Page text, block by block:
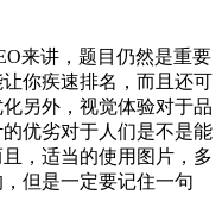
来讲，题目仍然是重要
你疾速排名，而且还可
另外，视觉体验对于品
优劣对于人们是不是能
，适当的使用图片，多
但是一定要记住一句